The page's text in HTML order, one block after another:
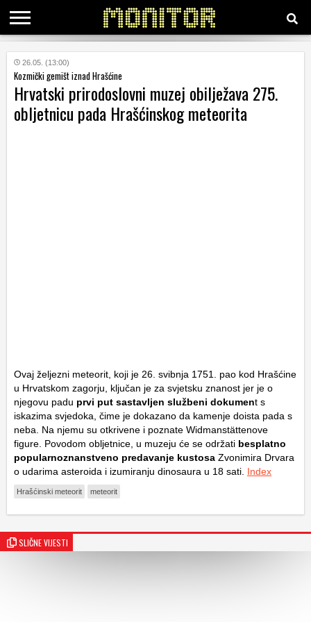
KATEGORIJE
HRVATSKI
WEB
26.05. (13:00)
Kozmički gemišt iznad Hrašćine
Hrvatski prirodoslovni muzej obilježava 275.
obljetnicu pada Hrašćinskog meteorita
Ovaj željezni meteorit, koji je 26. svibnja 1751. pao kod Hrašćine
u Hrvatskom zagorju, ključan je za svjetsku znanost jer je o
njegovu padu prvi put sastavljen službeni dokument s
iskazima svjedoka, čime je dokazano da kamenje doista pada s
neba. Na njemu su otkrivene i poznate Widmanstättenove
figure. Povodom obljetnice, u muzeju će se održati besplatno
popularnoznanstveno predavanje kustosa Zvonimira Drvara
o udarima asteroida i izumiranju dinosaura u 18 sati. Index
Hrašćinski meteorit meteorit
SLIČNE VIJESTI